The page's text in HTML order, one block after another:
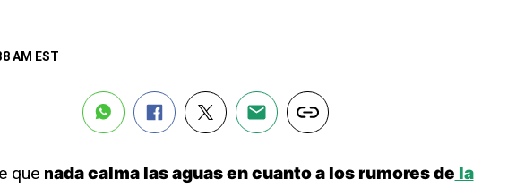
AM EST
que nada calma las aguas en cuanto a los rumores de la